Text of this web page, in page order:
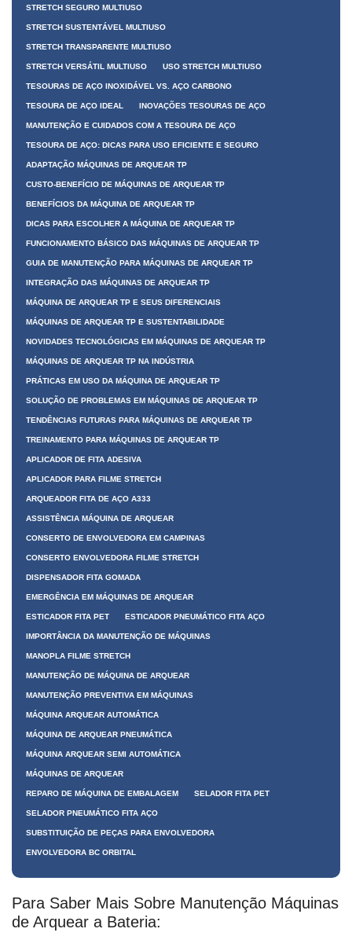
STRETCH SEGURO MULTIUSO
STRETCH SUSTENTÁVEL MULTIUSO
STRETCH TRANSPARENTE MULTIUSO
STRETCH VERSÁTIL MULTIUSO USO STRETCH MULTIUSO
TESOURAS DE AÇO INOXIDÁVEL VS. AÇO CARBONO
TESOURA DE AÇO IDEAL INOVAÇÕES TESOURAS DE AÇO
MANUTENÇÃO E CUIDADOS COM A TESOURA DE AÇO
TESOURA DE AÇO: DICAS PARA USO EFICIENTE E SEGURO
ADAPTAÇÃO MÁQUINAS DE ARQUEAR TP
CUSTO-BENEFÍCIO DE MÁQUINAS DE ARQUEAR TP
BENEFÍCIOS DA MÁQUINA DE ARQUEAR TP
DICAS PARA ESCOLHER A MÁQUINA DE ARQUEAR TP
FUNCIONAMENTO BÁSICO DAS MÁQUINAS DE ARQUEAR TP
GUIA DE MANUTENÇÃO PARA MÁQUINAS DE ARQUEAR TP
INTEGRAÇÃO DAS MÁQUINAS DE ARQUEAR TP
MÁQUINA DE ARQUEAR TP E SEUS DIFERENCIAIS
MÁQUINAS DE ARQUEAR TP E SUSTENTABILIDADE
NOVIDADES TECNOLÓGICAS EM MÁQUINAS DE ARQUEAR TP
MÁQUINAS DE ARQUEAR TP NA INDÚSTRIA
PRÁTICAS EM USO DA MÁQUINA DE ARQUEAR TP
SOLUÇÃO DE PROBLEMAS EM MÁQUINAS DE ARQUEAR TP
TENDÊNCIAS FUTURAS PARA MÁQUINAS DE ARQUEAR TP
TREINAMENTO PARA MÁQUINAS DE ARQUEAR TP
APLICADOR DE FITA ADESIVA
APLICADOR PARA FILME STRETCH
ARQUEADOR FITA DE AÇO A333
ASSISTÊNCIA MÁQUINA DE ARQUEAR
CONSERTO DE ENVOLVEDORA EM CAMPINAS
CONSERTO ENVOLVEDORA FILME STRETCH
DISPENSADOR FITA GOMADA
EMERGÊNCIA EM MÁQUINAS DE ARQUEAR
ESTICADOR FITA PET ESTICADOR PNEUMÁTICO FITA AÇO
IMPORTÂNCIA DA MANUTENÇÃO DE MÁQUINAS
MANOPLA FILME STRETCH
MANUTENÇÃO DE MÁQUINA DE ARQUEAR
MANUTENÇÃO PREVENTIVA EM MÁQUINAS
MÁQUINA ARQUEAR AUTOMÁTICA
MÁQUINA DE ARQUEAR PNEUMÁTICA
MÁQUINA ARQUEAR SEMI AUTOMÁTICA
MÁQUINAS DE ARQUEAR
REPARO DE MÁQUINA DE EMBALAGEM SELADOR FITA PET
SELADOR PNEUMÁTICO FITA AÇO
SUBSTITUIÇÃO DE PEÇAS PARA ENVOLVEDORA
ENVOLVEDORA BC ORBITAL
Para Saber Mais Sobre Manutenção Máquinas
de Arquear a Bateria: